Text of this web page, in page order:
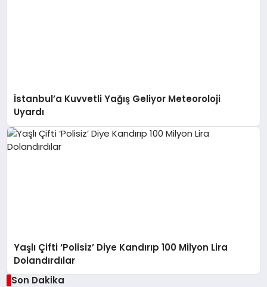
İstanbul’a Kuvvetli Yağış Geliyor Meteoroloji
Uyardı
Yaşlı Çifti ‘Polisiz’ Diye Kandırıp 100 Milyon Lira
Dolandırdılar
Son Dakika